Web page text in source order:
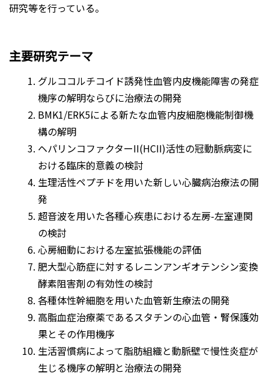
研究等を行っている。
主要研究テーマ
グルココルチコイド誘発性血管内皮機能障害の発症
機序の解明ならびに治療法の開発
BMK1/ERK5による新たな血管内皮細胞機能制御機
構の解明
ヘパリンコファクターII(HCII)活性の冠動脈病変に
おける臨床的意義の検討
生理活性ペプチドを用いた新しい心臓病治療法の開
発
超音波を用いた各種心疾患における左房-左室連関
の検討
心房細動における左室拡張機能の評価
肥大型心筋症に対するレニンアンギオテンシン変換
酵素阻害剤の有効性の検討
各種体性幹細胞を用いた血管新生療法の開発
高脂血症治療薬であるスタチンの心血管・腎保護効
果とその作用機序
生活習慣病によって脂肪組織と動脈壁で慢性炎症が
生じる機序の解明と治療法の開発